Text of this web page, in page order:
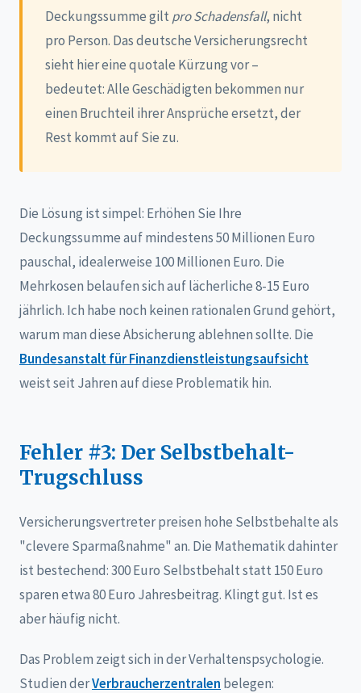
Deckungssumme gilt pro Schadensfall, nicht
pro Person. Das deutsche Versicherungsrecht
sieht hier eine quotale Kürzung vor –
bedeutet: Alle Geschädigten bekommen nur
einen Bruchteil ihrer Ansprüche ersetzt, der
Rest kommt auf Sie zu.
Die Lösung ist simpel: Erhöhen Sie Ihre
Deckungssumme auf mindestens 50 Millionen Euro
pauschal, idealerweise 100 Millionen Euro. Die
Mehrkosen belaufen sich auf lächerliche 8-15 Euro
jährlich. Ich habe noch keinen rationalen Grund gehört,
warum man diese Absicherung ablehnen sollte. Die
Bundesanstalt für Finanzdienstleistungsaufsicht
weist seit Jahren auf diese Problematik hin.
Fehler #3: Der Selbstbehalt-
Trugschluss
Versicherungsvertreter preisen hohe Selbstbehalte als
"clevere Sparmaßnahme" an. Die Mathematik dahinter
ist bestechend: 300 Euro Selbstbehalt statt 150 Euro
sparen etwa 80 Euro Jahresbeitrag. Klingt gut. Ist es
aber häufig nicht.
Das Problem zeigt sich in der Verhaltenspsychologie.
Studien derVerbraucherzentralen belegen: